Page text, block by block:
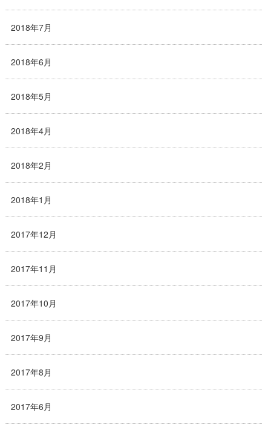
2018年7月
2018年6月
2018年5月
2018年4月
2018年2月
2018年1月
2017年12月
2017年11月
2017年10月
2017年9月
2017年8月
2017年6月